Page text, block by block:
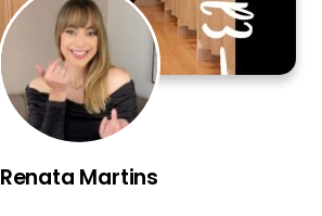
Renata Martins